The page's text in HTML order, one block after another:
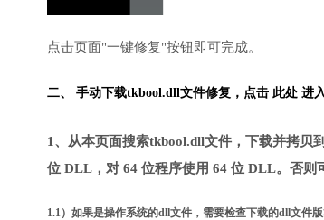
点击页面"一键修复"按钮即可完成。
二、 手动下载tkbool.dll文件修复， 点击 此处 进
1、从本页面搜索tkbool.dll文件，下载并拷贝
位 DLL，对 64 位程序使用 64 位 DLL。否则
1.1）如果是操作系统的dll文件，需要检查下载的dll文件